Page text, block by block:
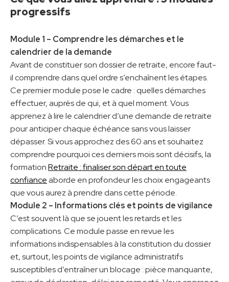
progressifs
Module 1 – Comprendre les démarches et le
calendrier de la demande
Avant de constituer son dossier de retraite, encore faut-
il comprendre dans quel ordre s’enchaînent les étapes.
Ce premier module pose le cadre : quelles démarches
effectuer, auprès de qui, et à quel moment. Vous
apprenez à lire le calendrier d’une demande de retraite
pour anticiper chaque échéance sans vous laisser
dépasser. Si vous approchez des 60 ans et souhaitez
comprendre pourquoi ces derniers mois sont décisifs, la
formationRetraite : finaliser son départ en toute
confianceaborde en profondeur les choix engageants
que vous aurez à prendre dans cette période.
Module 2 – Informations clés et points de vigilance
C’est souvent là que se jouent les retards et les
complications. Ce module passe en revue les
informations indispensables à la constitution du dossier
et, surtout, les points de vigilance administratifs
susceptibles d’entraîner un blocage : pièce manquante,